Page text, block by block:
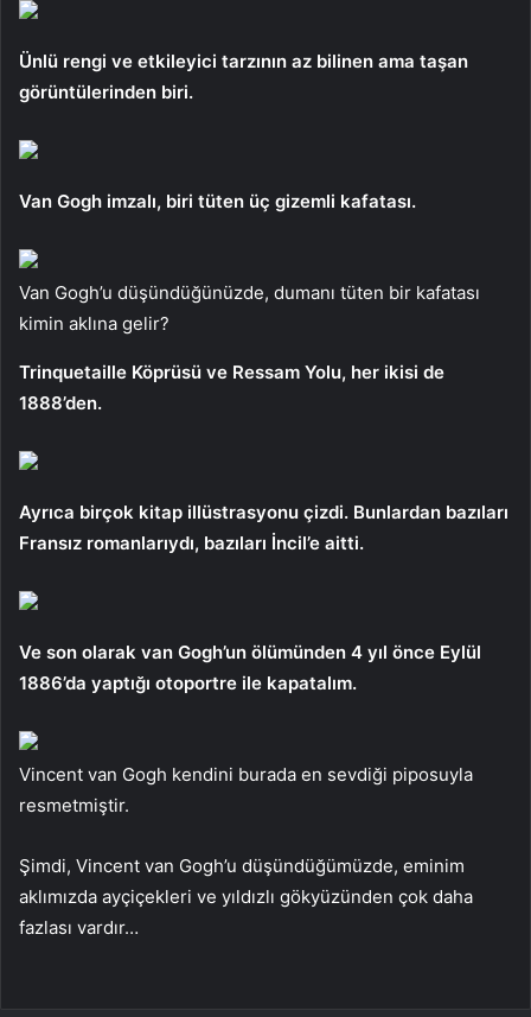
Ünlü rengi ve etkileyici tarzının az bilinen ama taşan
görüntülerinden biri.
Van Gogh imzalı, biri tüten üç gizemli kafatası.
Van Gogh’u düşündüğünüzde, dumanı tüten bir kafatası
kimin aklına gelir?
Trinquetaille Köprüsü ve Ressam Yolu, her ikisi de
1888’den.
Ayrıca birçok kitap illüstrasyonu çizdi. Bunlardan bazıları
Fransız romanlarıydı, bazıları İncil’e aitti.
Ve son olarak van Gogh’un ölümünden 4 yıl önce Eylül
1886’da yaptığı otoportre ile kapatalım.
Vincent van Gogh kendini burada en sevdiği piposuyla
resmetmiştir.
Şimdi, Vincent van Gogh’u düşündüğümüzde, eminim
aklımızda ayçiçekleri ve yıldızlı gökyüzünden çok daha
fazlası vardır…